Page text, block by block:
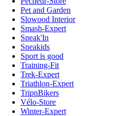
Pet and Garden
Slowood Interior
Smash-Expert
Sneak'In
Sneakids
Sport is good
Training-Fit
Trek-Expert
Triathlon-Expert
TripnBikers
Vélo-Store
Winter-Expert